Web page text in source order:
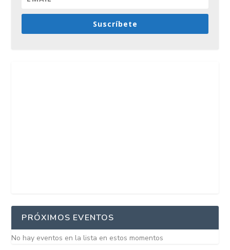
Suscríbete
PRÓXIMOS EVENTOS
No hay eventos en la lista en estos momentos